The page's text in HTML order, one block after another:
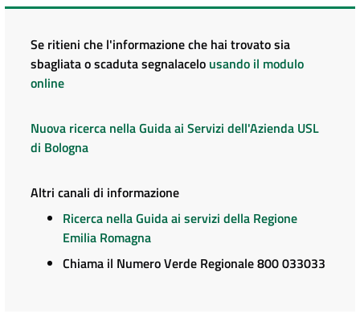
Se ritieni che l'informazione che hai trovato sia
sbagliata o scaduta segnalacelo usando il modulo
online
Nuova ricerca nella Guida ai Servizi dell'Azienda USL
di Bologna
Altri canali di informazione
Ricerca nella Guida ai servizi della Regione
Emilia Romagna
Chiama il Numero Verde Regionale 800 033033